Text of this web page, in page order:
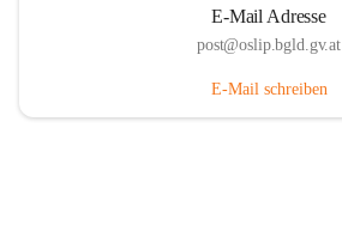
E-Mail Adresse
post@oslip.bgld.gv.at
E-Mail schreiben